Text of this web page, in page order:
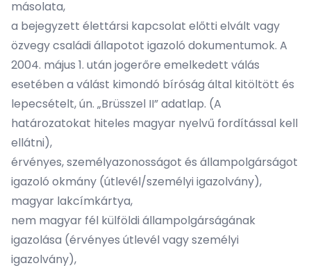
másolata,
a bejegyzett élettársi kapcsolat előtti elvált vagy
özvegy családi állapotot igazoló dokumentumok. A
2004. május 1. után jogerőre emelkedett válás
esetében a válást kimondó bíróság által kitöltött és
lepecsételt, ún. „Brüsszel II” adatlap. (A
határozatokat hiteles magyar nyelvű fordítással kell
ellátni),
érvényes, személyazonosságot és állampolgárságot
igazoló okmány (útlevél/személyi igazolvány),
magyar lakcímkártya,
nem magyar fél külföldi állampolgárságának
igazolása (érvényes útlevél vagy személyi
igazolvány),